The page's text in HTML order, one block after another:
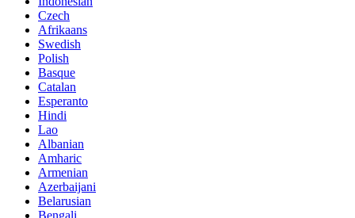
Czech
Afrikaans
Swedish
Polish
Basque
Catalan
Esperanto
Hindi
Lao
Albanian
Amharic
Armenian
Azerbaijani
Belarusian